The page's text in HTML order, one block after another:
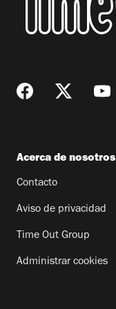
Acerca de nosotros
Contacto
Aviso de privacidad
Time Out Group
Administrar cookies